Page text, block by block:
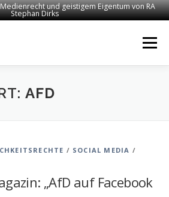
und geistigem Eigentum von RA
Stephan Dirks
Menü
RECHTSANWALT DIRKS
AFD
/ SOCIAL MEDIA /
„AfD auf Facebook